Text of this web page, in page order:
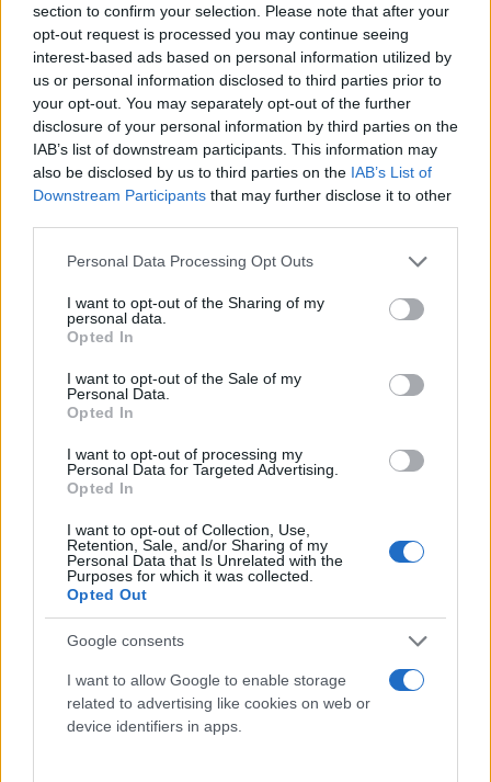
section to confirm your selection. Please note that after your
opt-out request is processed you may continue seeing
interest-based ads based on personal information utilized by
us or personal information disclosed to third parties prior to
your opt-out. You may separately opt-out of the further
disclosure of your personal information by third parties on the
IAB’s list of downstream participants. This information may
also be disclosed by us to third parties on the IAB’s List of
Downstream Participants that may further disclose it to other
Please note that this website/app uses one or more Google
not limited to your visit or usage behaviour. You may click to
grant or deny consent to Google and its third-party tags to
use your data for below specified purposes in below Google
consent section.
Personal Data Processing Opt Outs
I want to opt-out of the Sharing of my
personal data.
Opted In
I want to opt-out of the Sale of my
Personal Data.
Opted In
I want to opt-out of processing my
Personal Data for Targeted Advertising.
Opted In
I want to opt-out of Collection, Use,
Retention, Sale, and/or Sharing of my
Personal Data that Is Unrelated with the
Purposes for which it was collected.
Opted Out
Google consents
I want to allow Google to enable storage
related to advertising like cookies on web or
device identifiers in apps.
Καθ’ όλη τη διάρκεια του «Πέρα από τα
Σύνορα» στη Δημοτική Αίθουσα Μεγίστης θα
φιλοξενηθεί η έκθεση του Ιδρύματος της
Βουλής των Ελλήνων «Η Αττική γη υποδέχεται
τους πρόσφυγες του ΄22»,τα εγκαίνια της οποίας
θα πραγματοποιηθούν από τον εκπρόσωπο του
Οικουμενικού Πατριάρχη Βαρθολομαίου,
Μητροπολίτη Σύμης, Χάλκης και Καστελλορίζου,
τον Ελληνισμό της Καθ’ ημάς Ανατολής. Παράλληλα
οι επισκέπτες του νησιού θα έχουν τη δυνατότητα
να απολαύσουν την ιδιαίτερηέκθεση γλυπτικής
του εξαίσιου καλλιτέχνη, Αλέξανδρου Ζυγούρη.
Φέτος θα προστεθούν στο ενεργητικό του
Φεστιβάλτρεις παρουσιάσεις βιβλίων
Χρονικό των Δέκα Ημερών» της Αγάπης Μολυβιάτη-
Βενέζη, «Η Μικρασιατική Εκστρατεία του Κώστα
Μισαηλίδη» και το «Πατρίδα αξέχαστη Μικρά Ασία»
της Βασιλικής Ράλλη.
Ενδιαφέρουσα θα είναι η διοργάνωση και για τους
μικρούς Καστελλοριζιούς: σε συνεργασία με
Εθνικό Ιστορικό Μουσείο